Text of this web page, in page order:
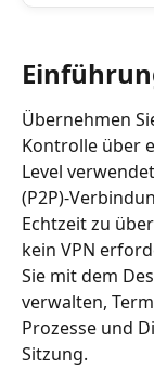
Übernehmen
Kontrolle über
Level
(P2P)-
Echtzeit zu
kein VPN
Sie mit dem
verwalten,
Prozesse und
Sitzung.